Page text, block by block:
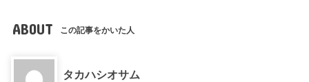
ABOUT この記事をかいた人
タカハシオサム